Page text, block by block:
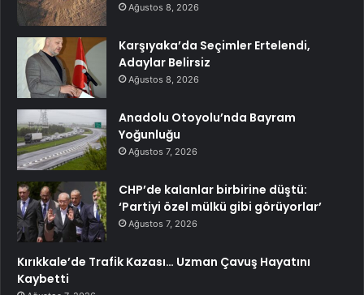
Ağustos 8, 2026
Karşıyaka’da Seçimler Ertelendi,
Adaylar Belirsiz
Ağustos 8, 2026
Anadolu Otoyolu’nda Bayram
Yoğunluğu
Ağustos 7, 2026
CHP’de kalanlar birbirine düştü:
‘Partiyi özel mülkü gibi görüyorlar’
Ağustos 7, 2026
Kırıkkale’de Trafik Kazası… Uzman Çavuş Hayatını
Kaybetti